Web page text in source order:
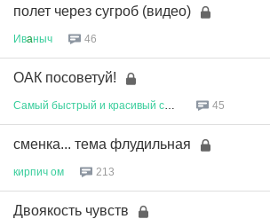
полет через сугроб (видео)
Ивaныч 46
ОАК посоветуй!
Самый быстрый и красивый самол ... 45
сменка... тема флудильная
кирпич ом 213
Двоякость чувств